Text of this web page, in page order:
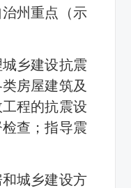
州重点（示
城乡建设抗震
房屋建筑及
程的抗震设
查；指导震
和城乡建设方